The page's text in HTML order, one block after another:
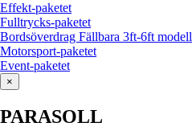
Effekt-paketet
Fulltrycks-paketet
Bordsöverdrag Fällbara 3ft-6ft modell
Motorsport-paketet
Event-paketet
×
PARASOLL